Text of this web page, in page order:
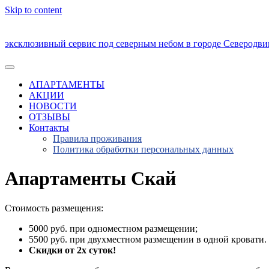
Skip to content
эксклюзивный сервис под северным небом в городе
АПАРТАМЕНТЫ
АКЦИИ
НОВОСТИ
ОТЗЫВЫ
Контакты
Правила проживания
Политика обработки персональных данных
Апартаменты Скай
Стоимость размещения:
5000 руб. при одноместном размещении;
5500 руб. при двухместном размещении в одной кровати.
Скидки от 2х суток!